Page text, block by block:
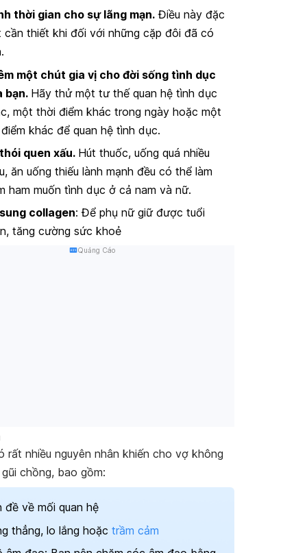
thời gian cho sự lãng mạn.Điều này đặc
cần thiết khi đối với những cặp đôi đã có
một chút gia vị cho đời sống tình dục
bạn. Hãy thử một tư thế quan hệ tình dục
một thời điểm khác trong ngày hoặc một
khác để quan hệ tình dục.
quen xấu. Hút thuốc, uống quá nhiều
ăn uống thiếu lành mạnh đều có thể làm
ham muốn tình dục ở cả nam và nữ.
collagen: Để phụ nữ giữ được tuổi
tăng cường sức khoẻ
Quảng Cáo
rất nhiều nguyên nhân khiến cho vợ không
chồng, bao gồm:
đề về mối quan hệ
thẳng, lo lắng hoặc trầm cảm